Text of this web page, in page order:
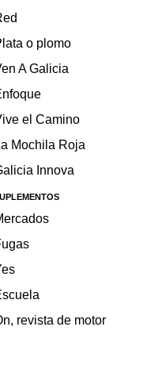
o plomo
A Galicia
el Camino
Mochila Roja
Innova
revista de motor